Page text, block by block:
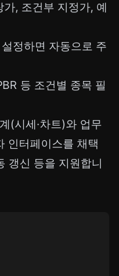
가, 조건부 지정가, 예
정하면 자동으로 주
등 조건별 종목 필
(시세·차트)와 업무
인터페이스를 채택
갱신 등을 지원합니